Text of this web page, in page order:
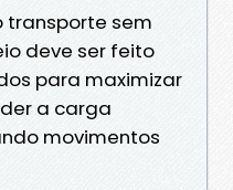
transporte sem
deve ser feito
para maximizar
a carga
movimentos